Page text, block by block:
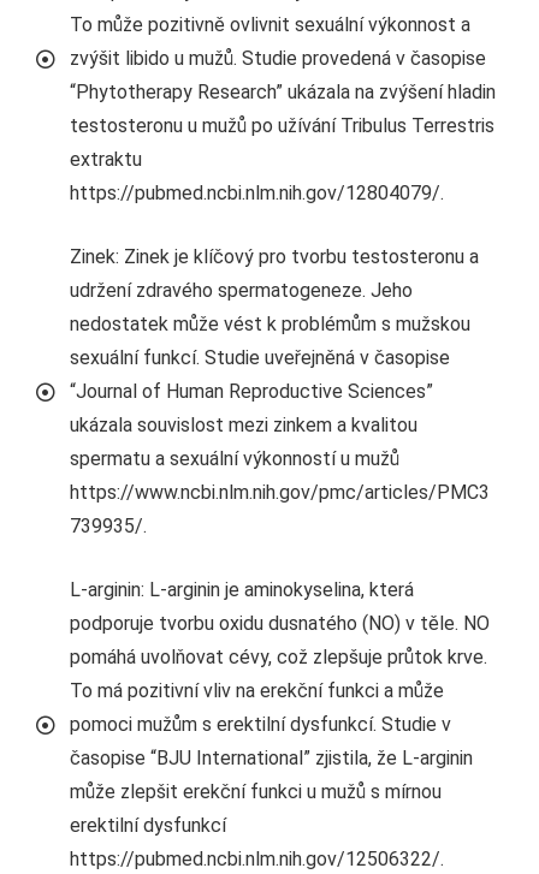
To může pozitivně ovlivnit sexuální výkonnost a
zvýšit libido u mužů. Studie provedená v časopise
“Phytotherapy Research” ukázala na zvýšení hladin
testosteronu u mužů po užívání Tribulus Terrestris
extraktu
https://pubmed.ncbi.nlm.nih.gov/12804079/.
Zinek: Zinek je klíčový pro tvorbu testosteronu a
udržení zdravého spermatogeneze. Jeho
nedostatek může vést k problémům s mužskou
sexuální funkcí. Studie uveřejněná v časopise
“Journal of Human Reproductive Sciences”
ukázala souvislost mezi zinkem a kvalitou
spermatu a sexuální výkonností u mužů
https://www.ncbi.nlm.nih.gov/pmc/articles/PMC3
739935/.
L-arginin: L-arginin je aminokyselina, která
podporuje tvorbu oxidu dusnatého (NO) v těle. NO
pomáhá uvolňovat cévy, což zlepšuje průtok krve.
To má pozitivní vliv na erekční funkci a může
pomoci mužům s erektilní dysfunkcí. Studie v
časopise “BJU International” zjistila, že L-arginin
může zlepšit erekční funkci u mužů s mírnou
erektilní dysfunkcí
https://pubmed.ncbi.nlm.nih.gov/12506322/.